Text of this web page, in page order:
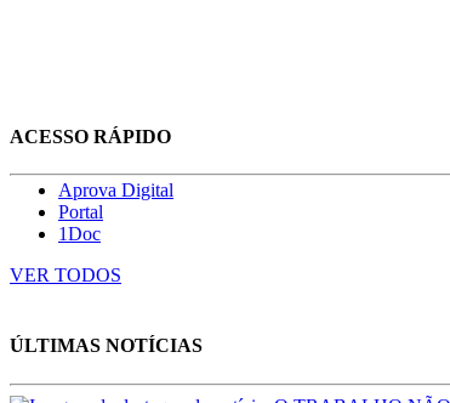
ACESSO RÁPIDO
Aprova Digital
Portal
1Doc
VER TODOS
ÚLTIMAS NOTÍCIAS